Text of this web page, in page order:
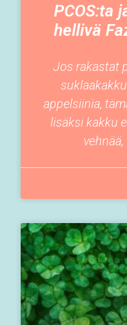
PCOS:ta
hellivä
Jos rakastat
appelsiinia,
lisäksi kakku